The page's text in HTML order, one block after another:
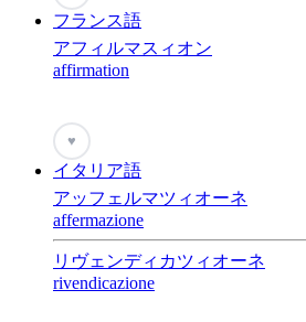
フランス語
アフィルマスィオン
affirmation
♥
イタリア語
アッフェルマツィオーネ
affermazione
リヴェンディカツィオーネ
rivendicazione